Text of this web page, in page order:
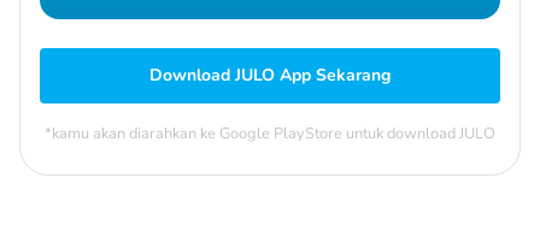
Download JULO App Sekarang
*kamu akan diarahkan ke Google PlayStore untuk download JULO